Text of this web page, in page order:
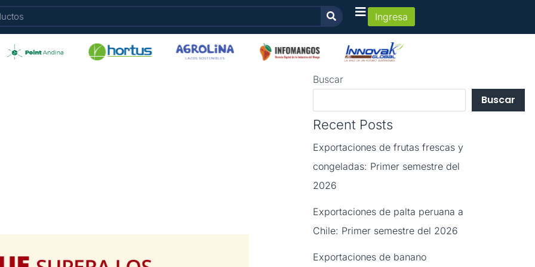
Ingresa
Buscar
Buscar
Recent Posts
Exportaciones de frutas frescas y
congeladas: Primer semestre del
2026
Exportaciones de palta peruana a
Chile: Primer semestre del 2026
Exportaciones de banano